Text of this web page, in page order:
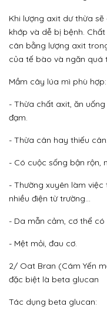
Khi lượng axit dư thừa
khớp và dễ bị bệnh.
cân bằng lượng axit
của tế bào và ngăn quá
Mầm cây lúa mì phù hợp:
- Thừa chất axit, ăn
đạm.
- Thừa cân hay thiếu cân.
- Có cuộc sống bận rộn,
- Thường xuyên làm
nhiều điện từ trường…
- Da mẫn cảm, cơ thể có
- Mệt mỏi, đau cơ.
2/ Oat Bran (Cám Yến
đặc biệt là beta glucan
Tác dụng beta glucan: